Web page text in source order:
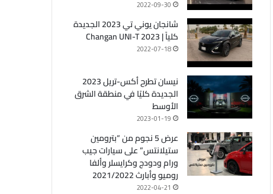
2022-09-30
شانجان يوني تي 2023 الجديدة
كلياً | Changan UNI-T 2023
2022-07-18
نيسان تطرح أكس-تريل 2023
الجديدة كليًا في منطقة الشرق
الأوسط
2023-01-19
عرض 5 نجوم من “بترومين
ستيلانتس” على سيارات جيب
ورام ودودج وكرايسلر وألفا
روميو وأبارث 2021/2022
2022-04-21